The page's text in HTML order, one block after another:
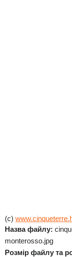
(c)
Назва файлу:
monterosso.jpg
Розмір файлу та